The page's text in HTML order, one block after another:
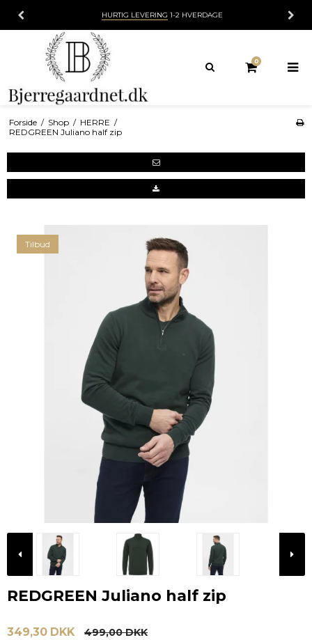
HURTIG LEVERING 1-2 HVERDAGE
0
Forside / Shop / HERRE /
REDGREEN Juliano half zip
Tilbud
REDGREEN Juliano half zip
349,30 DKK 499,00 DKK